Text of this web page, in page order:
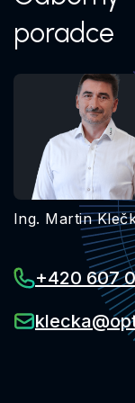
poradce
Ing. Martin
+420 607